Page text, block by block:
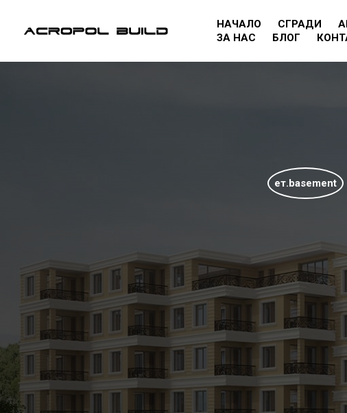
НАЧАЛО СГРАДИ
ЗА НАС
БЛОГ
ет.basement